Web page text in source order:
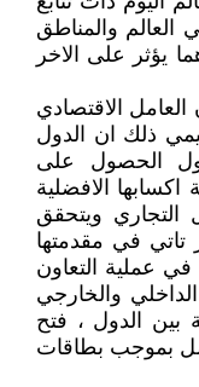
العالم والمناطق
يؤثر على الاخر
العامل الاقتصادي
ذلك ان الدول
الحصول على
الافضلية
التجاري ويتحقق
تاتي في مقدمتها
في عملية التعاون
والخارجي
بين الدول ، فتح
بموجب بطاقات